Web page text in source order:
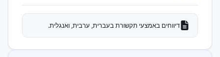
דיווחים באמצעי תקשורת בעברית, ערבית, ואנגלית.